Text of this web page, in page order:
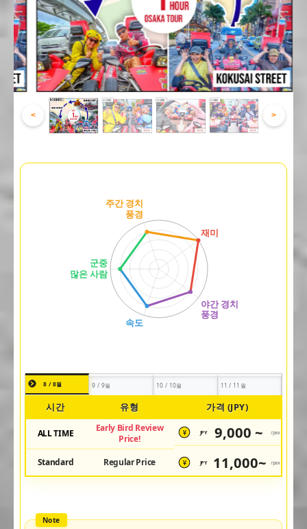
< >
8 / 8월 9 / 9월 10 / 10월 11 / 11월
시간 유형 가격 (JPY)
ALL TIME
Early Bird Review
Price!
¥ JPY 9,000 ~ /pax
Standard Regular Price ¥ JPY 11,000~ /pax